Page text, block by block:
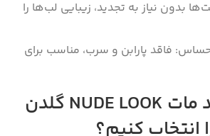
بدون نیاز به تجدید، زیبایی لب‌ها را
فاقد پارابن و سرب، مناسب برای
چرا رژ لب جامد مات NUDE LOOK گلدن